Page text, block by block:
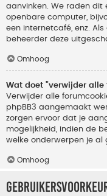
aanvinken. We raden
openbare computer,
een internetcafé, enz.
beheerder deze
Omhoog
Wat doet "verwijder alle
Verwijder alle
phpBB3 aangemaakt
zorgen ervoor dat je
mogelijkheid, indien de
welke onderwerpen je al
Omhoog